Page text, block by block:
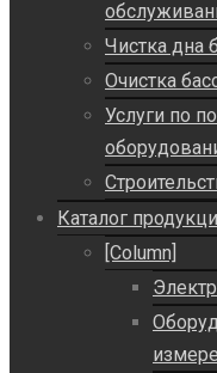
Чистка дна
Очистка
Услуги по
Каталог
[Column]